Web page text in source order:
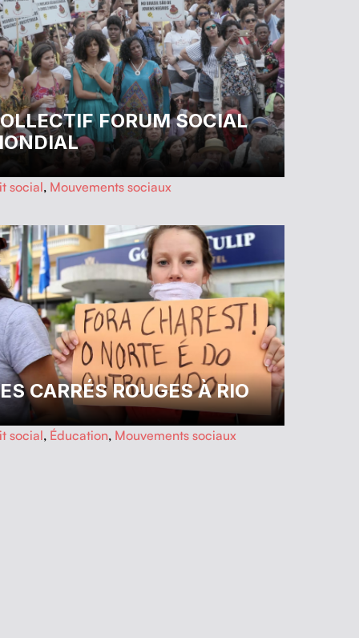
FORUM SOCIAL
social, Mouvements sociaux
CARRÉS ROUGES À RIO
social, Éducation, Mouvements sociaux